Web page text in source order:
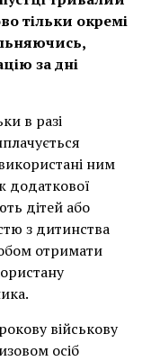
тільки окремі
за дні
в разі
ним
додаткової
дітей або
з дитинства
отримати
військову
осіб